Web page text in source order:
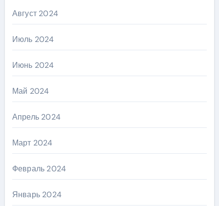
Август 2024
Июль 2024
Июнь 2024
Май 2024
Апрель 2024
Март 2024
Февраль 2024
Январь 2024